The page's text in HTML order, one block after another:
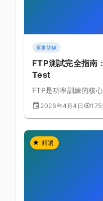
單車訓練
FTP測試完全指南
Test
FTP是功率訓練的核
優缺點，本文深入比
到最準確的測試方式。
2026年4月4日
精選